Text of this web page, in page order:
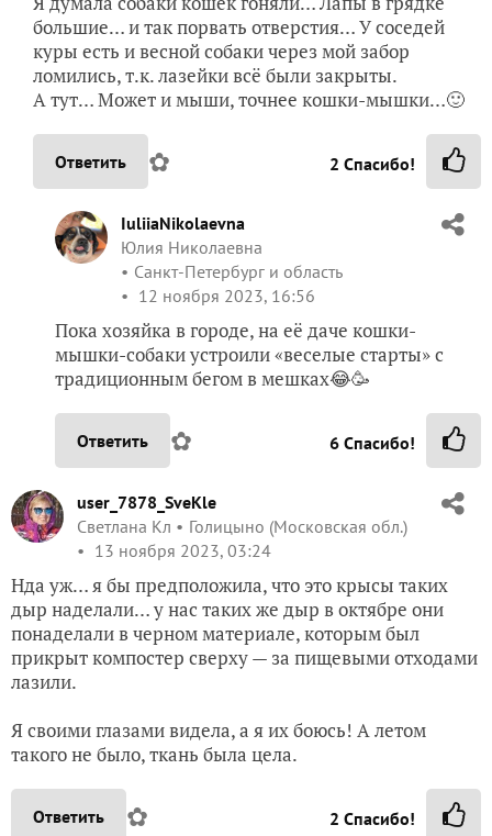
большие… и так порвать отверстия… У соседей
куры есть и весной собаки через мой забор
ломились, т.к. лазейки всё были закрыты.
А тут… Может и мыши, точнее кошки-мышки…🙂
Ответить ✿ 2 Спасибо!
IuliiaNikolaevna
Юлия Николаевна
Санкт-Петербург и область
12 ноября 2023, 16:56
Пока хозяйка в городе, на её даче кошки-
мышки-собаки устроили «веселые старты» с
традиционным бегом в мешках😂🥳
Ответить ✿ 6 Спасибо!
user_7878_SveKle
Светлана Кл
Голицыно (Московская обл.)
13 ноября 2023, 03:24
Нда уж… я бы предположила, что это крысы таких
дыр наделали… у нас таких же дыр в октябре они
понаделали в черном материале, которым был
прикрыт компостер сверху — за пищевыми отходами
лазили.
Я своими глазами видела, а я их боюсь! А летом
такого не было, ткань была цела.
Ответить ✿ 2 Спасибо!